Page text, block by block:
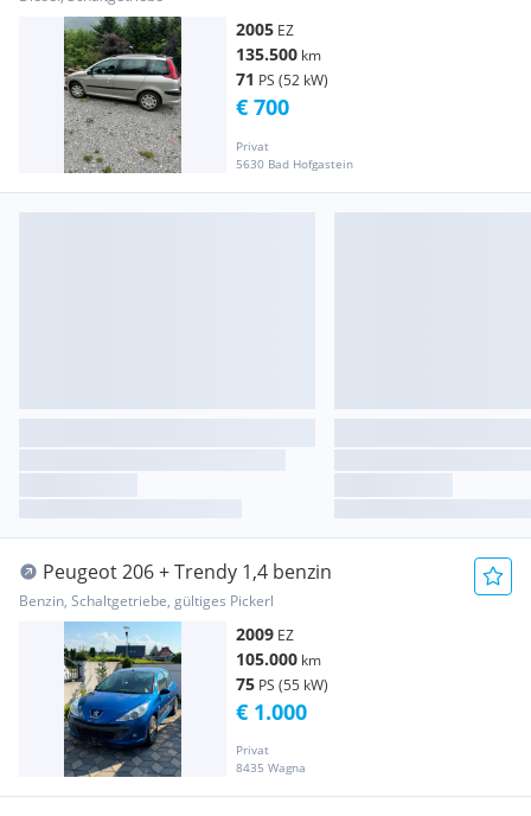
2005 EZ
135.500 km
71 PS (52 kW)
Privat
5630 Bad Hofgastein
€ 700
Peugeot 206 + Trendy 1,4 benzin
Benzin, Schaltgetriebe, gültiges Pickerl
2009 EZ
105.000 km
75 PS (55 kW)
Privat
8435 Wagna
€ 1.000